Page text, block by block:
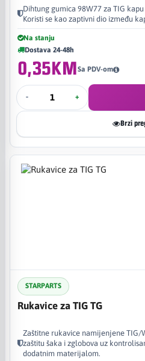
Dihtung gumica 98W77 za TIG
Koristi se kao zaptivni dio između
Na stanju
Dostava 24-48h
0,35KMSa PDV-om
- +
Brzi
STARPARTS
Rukavice za TIG TG
Zaštitne rukavice namijenjene TIG/
zaštitu šaka i zglobova uz
dodatnim materijalom.